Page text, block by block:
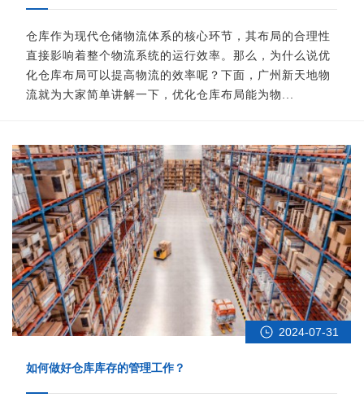
仓库作为现代仓储物流体系的核心环节，其布局的合理性
直接影响着整个物流系统的运行效率。那么，为什么说优
化仓库布局可以提高物流的效率呢？下面，广州新天地物
流就为大家简单讲解一下，优化仓库布局能为物...
2024-07-31
如何做好仓库库存的管理工作？